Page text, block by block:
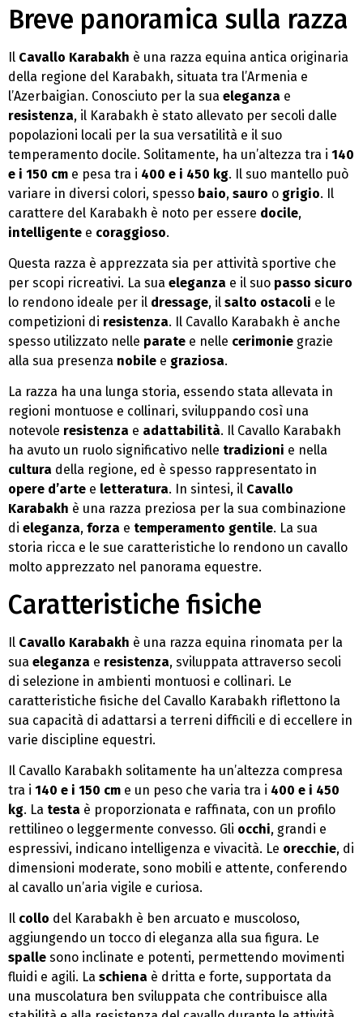
Breve panoramica sulla razza
Il Cavallo Karabakh è una razza equina antica originaria
della regione del Karabakh, situata tra l’Armenia e
l’Azerbaigian. Conosciuto per la sua eleganza e
resistenza, il Karabakh è stato allevato per secoli dalle
popolazioni locali per la sua versatilità e il suo
temperamento docile. Solitamente, ha un’altezza tra i 140
e i 150 cm e pesa tra i 400 e i 450 kg. Il suo mantello può
variare in diversi colori, spesso baio, sauro o grigio. Il
carattere del Karabakh è noto per essere docile,
intelligente e coraggioso.
Questa razza è apprezzata sia per attività sportive che
per scopi ricreativi. La sua eleganza e il suo passo sicuro
lo rendono ideale per il dressage, il salto ostacoli e le
competizioni di resistenza. Il Cavallo Karabakh è anche
spesso utilizzato nelle parate e nelle cerimonie grazie
alla sua presenza nobile e graziosa.
La razza ha una lunga storia, essendo stata allevata in
regioni montuose e collinari, sviluppando così una
notevole resistenza e adattabilità. Il Cavallo Karabakh
ha avuto un ruolo significativo nelle tradizioni e nella
cultura della regione, ed è spesso rappresentato in
opere d’arte e letteratura. In sintesi, il Cavallo
Karabakh è una razza preziosa per la sua combinazione
di eleganza, forza e temperamento gentile. La sua
storia ricca e le sue caratteristiche lo rendono un cavallo
molto apprezzato nel panorama equestre.
Caratteristiche fisiche
Il Cavallo Karabakh è una razza equina rinomata per la
sua eleganza e resistenza, sviluppata attraverso secoli
di selezione in ambienti montuosi e collinari. Le
caratteristiche fisiche del Cavallo Karabakh riflettono la
sua capacità di adattarsi a terreni difficili e di eccellere in
varie discipline equestri.
Il Cavallo Karabakh solitamente ha un’altezza compresa
tra i 140 e i 150 cm e un peso che varia tra i 400 e i 450
kg. La testa è proporzionata e raffinata, con un profilo
rettilineo o leggermente convesso. Gli occhi, grandi e
espressivi, indicano intelligenza e vivacità. Le orecchie, di
dimensioni moderate, sono mobili e attente, conferendo
al cavallo un’aria vigile e curiosa.
Il collo del Karabakh è ben arcuato e muscoloso,
aggiungendo un tocco di eleganza alla sua figura. Le
spalle sono inclinate e potenti, permettendo movimenti
fluidi e agili. La schiena è dritta e forte, supportata da
una muscolatura ben sviluppata che contribuisce alla